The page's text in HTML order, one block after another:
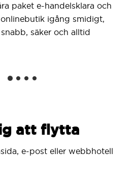
paket e-handelsklara och
igång smidigt,
säker och alltid
att flytta
e-post eller webbhotell